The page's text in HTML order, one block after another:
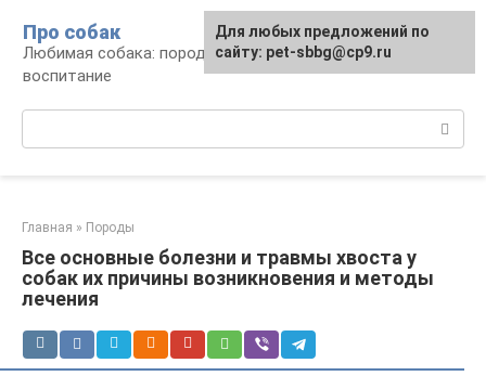
контенту
Про собак
Любимая собака: породы, содержание,
воспитание
Главная » Породы
Все основные болезни и травмы хвоста у
собак их причины возникновения и методы
лечения
Для любых предложений по
сайту: pet-sbbg@cp9.ru